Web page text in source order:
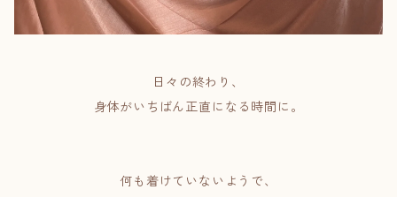
日々の終わり、
身体がいちばん正直になる時間に。
何も着けていないようで、